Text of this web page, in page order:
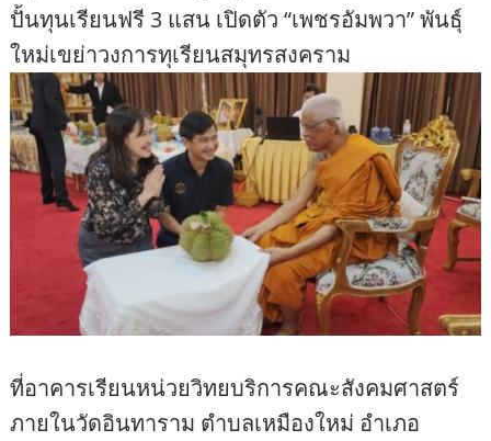
ปั้นทุนเรียนฟรี 3 แสน เปิดตัว “เพชรอัมพวา” พันธุ์
ใหม่เขย่าวงการทุเรียนสมุทรสงคราม
ที่อาคารเรียนหน่วยวิทยบริการคณะสังคมศาสตร์
ภายในวัดอินทาราม ตำบลเหมืองใหม่ อำเภอ